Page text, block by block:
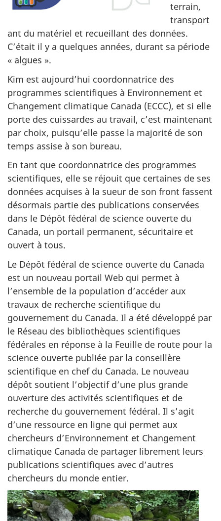
a
l
d
e
s
c
i
e
n
c
e
o
u
v
e
r
t
e
du Canada
terrain,
transport
ant du matériel et recueillant des données.
C’était il y a quelques années, durant sa période
« algues ».
Kim est aujourd’hui coordonnatrice des
programmes scientifiques à Environnement et
Changement climatique Canada (ECCC), et si elle
porte des cuissardes au travail, c’est maintenant
par choix, puisqu’elle passe la majorité de son
temps assise à son bureau.
En tant que coordonnatrice des programmes
scientifiques, elle se réjouit que certaines de ses
données acquises à la sueur de son front fassent
désormais partie des publications conservées
dans le Dépôt fédéral de science ouverte du
Canada, un portail permanent, sécuritaire et
ouvert à tous.
Le Dépôt fédéral de science ouverte du Canada
est un nouveau portail Web qui permet à
l’ensemble de la population d’accéder aux
travaux de recherche scientifique du
gouvernement du Canada. Il a été développé par
le Réseau des bibliothèques scientifiques
fédérales en réponse à la Feuille de route pour la
science ouverte publiée par la conseillère
scientifique en chef du Canada. Le nouveau
dépôt soutient l’objectif d’une plus grande
ouverture des activités scientifiques et de
recherche du gouvernement fédéral. Il s’agit
d’une ressource en ligne qui permet aux
chercheurs d’Environnement et Changement
climatique Canada de partager librement leurs
publications scientifiques avec d’autres
chercheurs du monde entier.